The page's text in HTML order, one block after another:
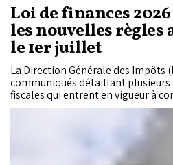
Loi de finances
les nouvelles règles
le 1er juillet
La Direction Générale des Impôts
communiqués détaillant
fiscales qui entrent en vigueur à
Ces mesures concernent
source sur les produits de
sur les sociétés (IS) et de l'impôt
l'application d'un droit
certaines mutations immobilières